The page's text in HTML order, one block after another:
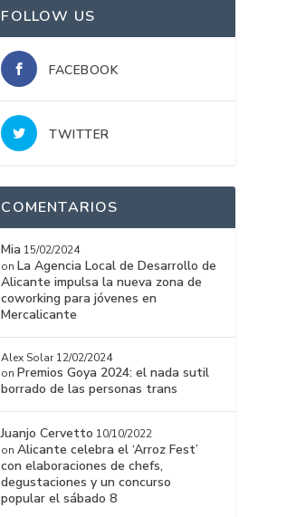
FOLLOW US
FACEBOOK
TWITTER
COMENTARIOS
Mia 15/02/2024
on La Agencia Local de Desarrollo de
Alicante impulsa la nueva zona de
coworking para jóvenes en
Mercalicante
Alex Solar 12/02/2024
on Premios Goya 2024: el nada sutil
borrado de las personas trans
Juanjo Cervetto 10/10/2022
onAlicante celebra el ‘Arroz Fest’
con elaboraciones de chefs,
degustaciones y un concurso
popular el sábado 8